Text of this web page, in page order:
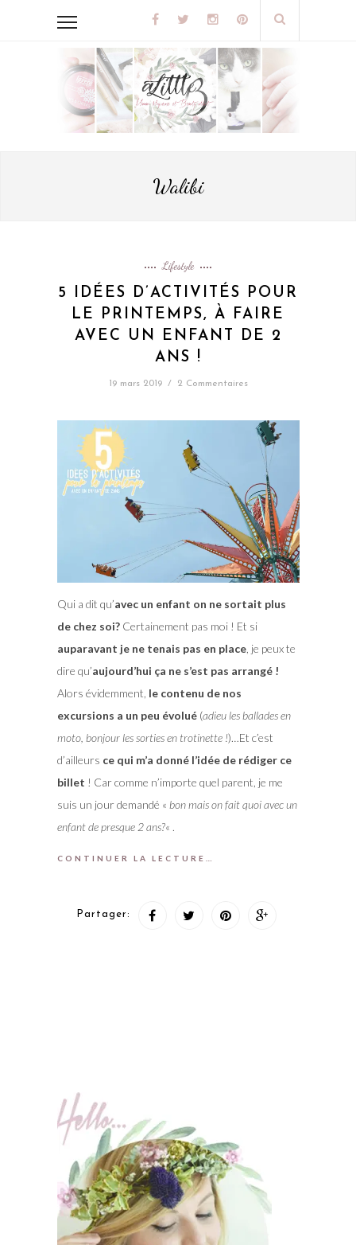
Walibi
Lifestyle
5 IDÉES D’ACTIVITÉS POUR
LE PRINTEMPS, À FAIRE
AVEC UN ENFANT DE 2
ANS !
19 mars 2019 / 2 Commentaires
Qui a dit qu’avec un enfant on ne sortait plus
de chez soi?Certainement pas moi ! Et si
auparavant je ne tenais pas en place, je peux te
dire qu’aujourd’hui ça ne s’est pas arrangé !
Alors évidemment, le contenu de nos
excursions a un peu évolué(adieu les ballades en
moto, bonjour les sorties en trotinette !)…Et c’est
d’ailleurs ce qui m’a donné l’idée de rédiger ce
billet ! Car comme n’importe quel parent, je me
suis un jour demandé « bon mais on fait quoi avec un
enfant de presque 2 ans?« .
CONTINUER LA LECTURE…
Partager: